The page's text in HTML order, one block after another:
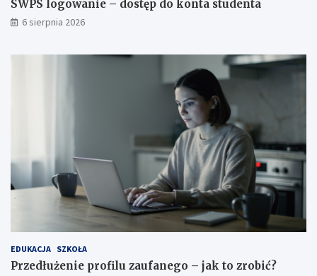
SWPS logowanie – dostęp do konta studenta
6 sierpnia 2026
EDUKACJA SZKOŁA
Przedłużenie profilu zaufanego – jak to zrobić?